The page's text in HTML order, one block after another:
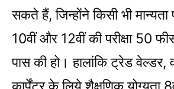
सकते हैं, जिन्‍होंने किसी भी
10वीं और 12वीं की परीक्षा 50
पास की हो। हालांकि ट्रेड